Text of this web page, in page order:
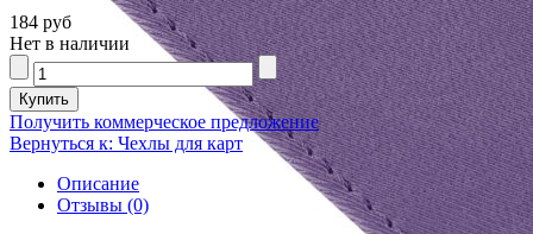
184 руб
Нет в наличии
Получить коммерческое предложение
Вернуться к: Чехлы для карт
Описание
Отзывы (0)